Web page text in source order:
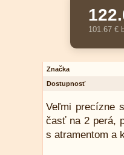
101.67 €
Značka
Dostupnosť
Veľmi precízne
časť na 2 perá,
s atramentom a